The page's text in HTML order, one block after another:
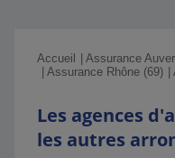
Accueil
Assurance
Assurance Rhône (69)
Les agences
les autres